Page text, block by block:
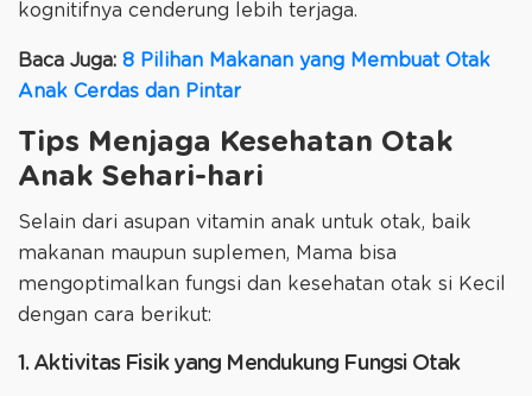
kognitifnya cenderung lebih terjaga.
Baca Juga: 8 Pilihan Makanan yang Membuat Otak
Anak Cerdas dan Pintar
Tips Menjaga Kesehatan Otak
Anak Sehari-hari
Selain dari asupan vitamin anak untuk otak, baik
makanan maupun suplemen, Mama bisa
mengoptimalkan fungsi dan kesehatan otak si Kecil
dengan cara berikut:
1. Aktivitas Fisik yang Mendukung Fungsi Otak